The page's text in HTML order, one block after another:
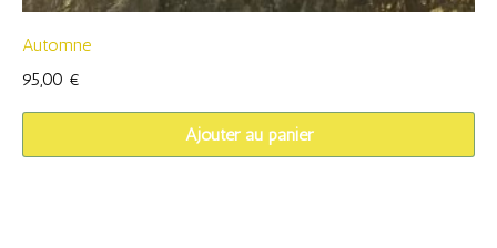
Automne
95,00 €
Ajouter au panier